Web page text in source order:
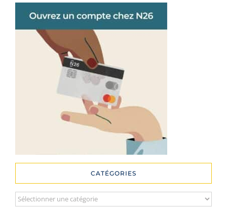
CATÉGORIES
Catégories